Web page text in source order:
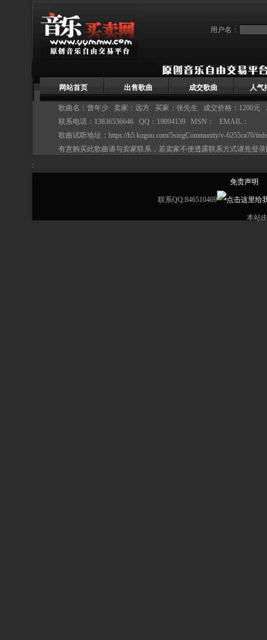
用户名：
网站首页 出售歌曲 成交歌曲 人气
歌曲名：曾年少 卖家： 远方买家：张先生 成交价格：1200元
联系电话：13836536646 QQ：19094139 MSN： EMAIL：
歌曲试听地址： https://h5.kugou.com/5singCommunity/v-6255ca70/
有意购买此歌曲请与卖家联系，若卖家不便透露联系方式请先登
:
免责声明
联系QQ:846510469
本站